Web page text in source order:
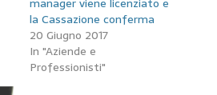
manager viene licenziato e
la Cassazione conferma
20 Giugno 2017
In "Aziende e
Professionisti"